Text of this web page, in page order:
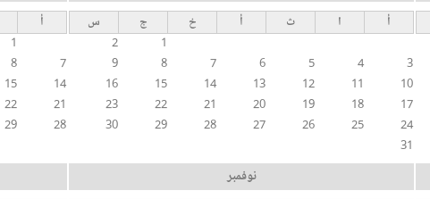
أ ا ث أ خ ج
س
1
2
3
4
5
6
7
8
9
10
11
12
13
14
15
16
17
18
19
20
21
22
23
24
25
26
27
28
29
30
31
أ
1
7
8
14
15
21
22
28
29
نوفمبر